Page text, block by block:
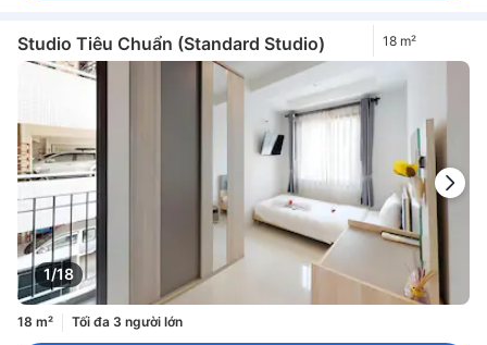
Studio Tiêu Chuẩn (Standard Studio) 18 m²
1/18
18 m² Tối đa 3 người lớn